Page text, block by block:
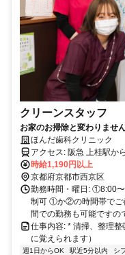
クリーンスタッフ
お家のお掃除と変わりませ
ほんだ歯科クリニック
アクセス: 阪急 上桂
時給1,190円以上
京都府京都市西京区
勤務時間・曜日: ①8:00
制可 ①か②の時間帯でご
間での勤務も可能ですの
仕事内容: * 清掃、整理
に覚えられます）
週1日からOK 駅近5分以内 シ